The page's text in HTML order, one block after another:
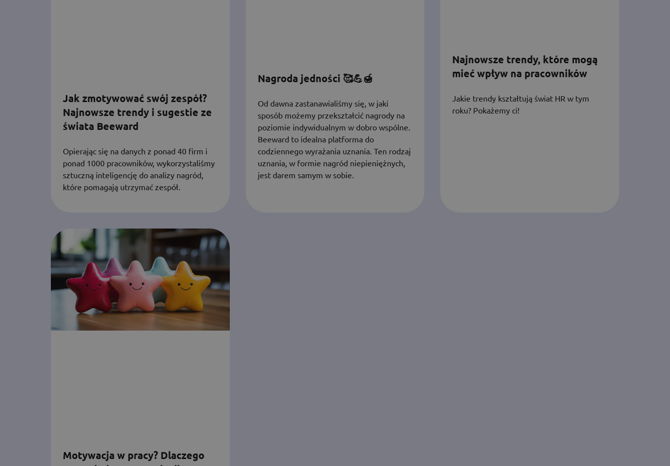
Jak zmotywować swój zespół?
Najnowsze trendy i sugestie ze
świata Beeward
Opierając się na danych z ponad 40 firm i
ponad 1000 pracowników, wykorzystaliśmy
sztuczną inteligencję do analizy nagród,
które pomagają utrzymać zespół.
Nagroda jedności 🥰💪🍯
Od dawna zastanawialiśmy się, w jaki
sposób możemy przekształcić nagrody na
poziomie indywidualnym w dobro wspólne.
Beeward to idealna platforma do
codziennego wyrażania uznania. Ten rodzaj
uznania, w formie nagród niepieniężnych,
jest darem samym w sobie.
Najnowsze trendy, które mogą
mieć wpływ na pracowników
Jakie trendy kształtują świat HR w tym
roku? Pokażemy ci!
Motywacja w pracy? Dlaczego